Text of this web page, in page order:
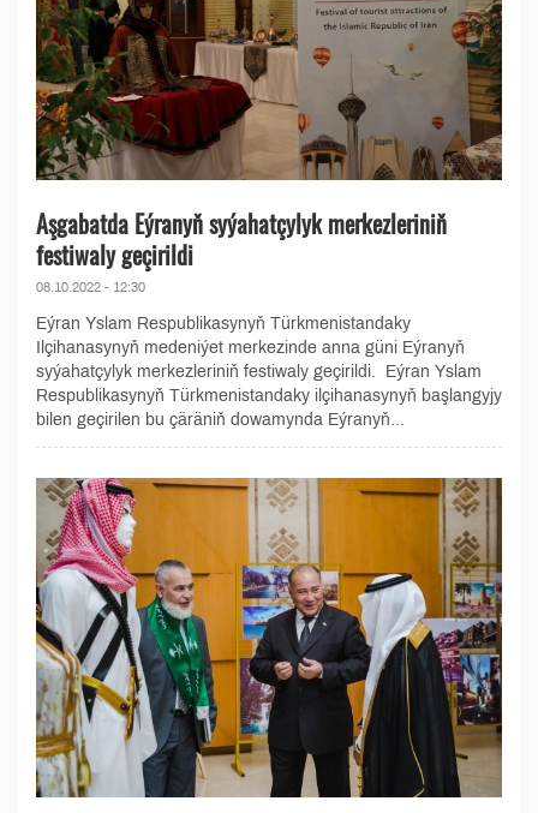
Aşgabatda Eýranyň syýahatçylyk merkezleriniň
festiwaly geçirildi
08.10.2022 - 12:30
Eýran Yslam Respublikasynyň Türkmenistandaky
Ilçihanasynyň medeniýet merkezinde anna güni Eýranyň
syýahatçylyk merkezleriniň festiwaly geçirildi. Eýran Yslam
Respublikasynyň Türkmenistandaky ilçihanasynyň başlangyjy
bilen geçirilen bu çäräniň dowamynda Eýranyň...